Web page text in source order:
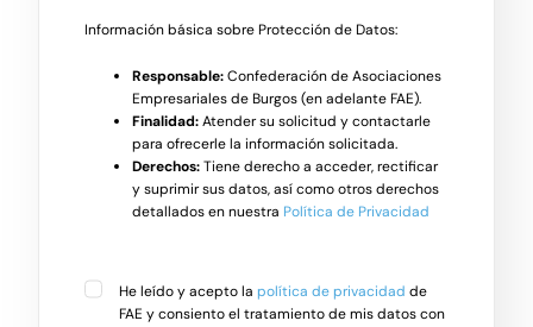
Información básica sobre Protección de Datos:
Responsable:Confederación de Asociaciones
Empresariales de Burgos (en adelante FAE).
Finalidad:Atender su solicitud y contactarle
para ofrecerle la información solicitada.
Derechos:Tiene derecho a acceder, rectificar
y suprimir sus datos, así como otros derechos
detallados en nuestra Política de Privacidad
He leído y acepto la política de privacidad de
FAE y consiento el tratamiento de mis datos con